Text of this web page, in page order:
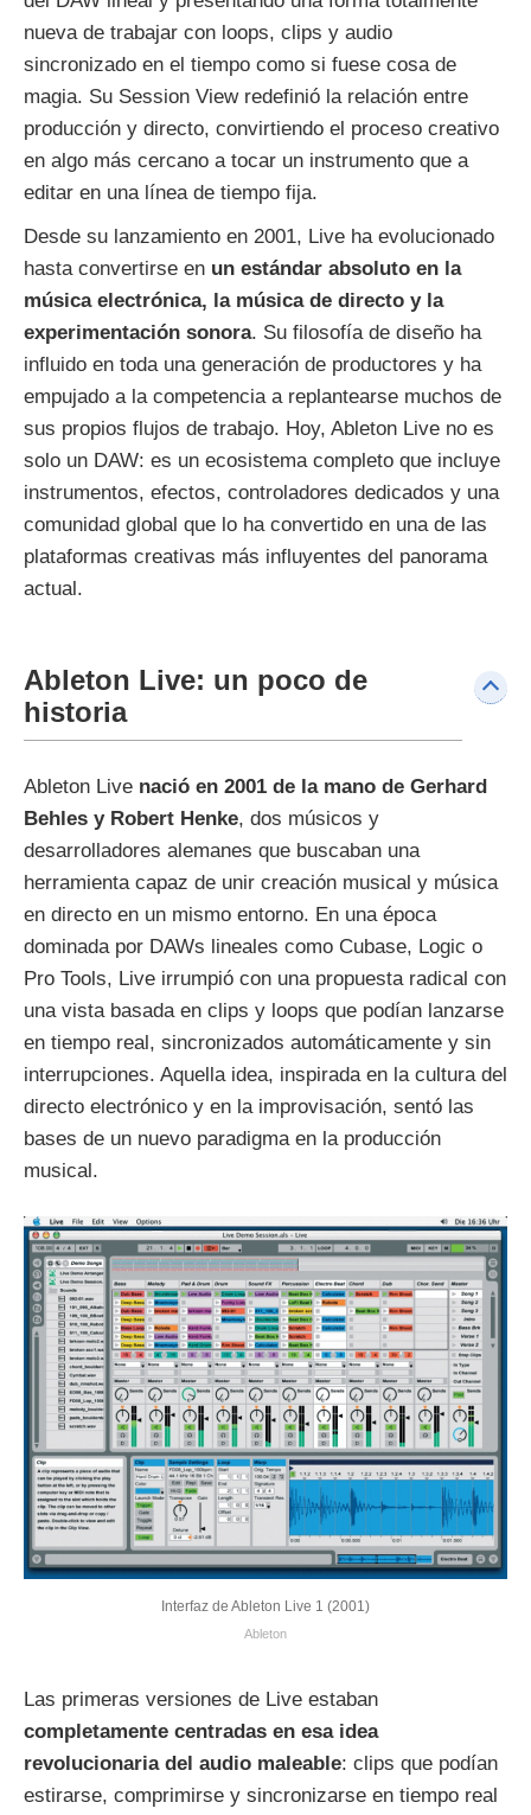
nueva de trabajar con loops, clips y audio
sincronizado en el tiempo como si fuese cosa de
magia. Su Session View redefinió la relación entre
producción y directo, convirtiendo el proceso creativo
en algo más cercano a tocar un instrumento que a
editar en una línea de tiempo fija.
Desde su lanzamiento en 2001, Live ha evolucionado
hasta convertirse en un estándar absoluto en la
música electrónica, la música de directo y la
experimentación sonora. Su filosofía de diseño ha
influido en toda una generación de productores y ha
empujado a la competencia a replantearse muchos de
sus propios flujos de trabajo. Hoy, Ableton Live no es
solo un DAW: es un ecosistema completo que incluye
instrumentos, efectos, controladores dedicados y una
comunidad global que lo ha convertido en una de las
plataformas creativas más influyentes del panorama
actual.
Ableton Live: un poco de
historia
Ableton Live nació en 2001 de la mano de Gerhard
Behles y Robert Henke, dos músicos y
desarrolladores alemanes que buscaban una
herramienta capaz de unir creación musical y música
en directo en un mismo entorno. En una época
dominada por DAWs lineales como Cubase, Logic o
Pro Tools, Live irrumpió con una propuesta radical con
una vista basada en clips y loops que podían lanzarse
en tiempo real, sincronizados automáticamente y sin
interrupciones. Aquella idea, inspirada en la cultura del
directo electrónico y en la improvisación, sentó las
bases de un nuevo paradigma en la producción
musical.
Interfaz de Ableton Live 1 (2001)
Ableton
Las primeras versiones de Live estaban
completamente centradas en esa idea
revolucionaria del audio maleable: clips que podían
estirarse, comprimirse y sincronizarse en tiempo real